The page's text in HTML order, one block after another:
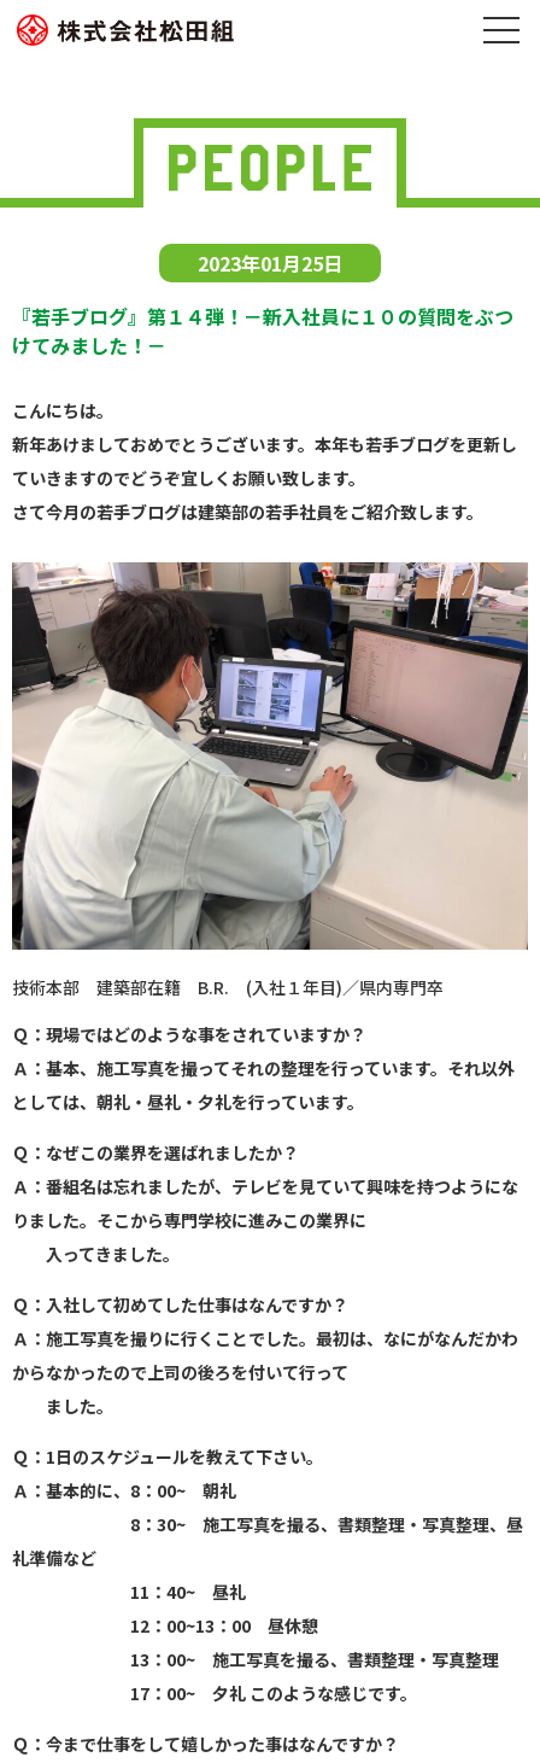
2023年01月25日
『若手ブログ』第１４弾！－新入社員に１０の質問をぶつ
けてみました！－
こんにちは。
新年あけましておめでとうございます。本年も若手ブログを更新し
ていきますのでどうぞ宜しくお願い致します。
さて今月の若手ブログは建築部の若手社員をご紹介致します。
技術本部 建築部在籍 B.R. (入社１年目)／県内専門卒
Ｑ：現場ではどのような事をされていますか？
Ａ：基本、施工写真を撮ってそれの整理を行っています。それ以外
としては、朝礼・昼礼・夕礼を行っています。
Ｑ：なぜこの業界を選ばれましたか？
Ａ：番組名は忘れましたが、テレビを見ていて興味を持つようにな
りました。そこから専門学校に進みこの業界に
入ってきました。
Ｑ：入社して初めてした仕事はなんですか？
Ａ：施工写真を撮りに行くことでした。最初は、なにがなんだかわ
からなかったので上司の後ろを付いて行って
ました。
Ｑ：1日のスケジュールを教えて下さい。
Ａ：基本的に、8：00~ 朝礼
8：30~ 施工写真を撮る、書類整理・写真整理、昼
礼準備など
11：40~ 昼礼
12：00~13：00 昼休憩
13：00~ 施工写真を撮る、書類整理・写真整理
17：00~ 夕礼 このような感じです。
Ｑ：今まで仕事をして嬉しかった事はなんですか？